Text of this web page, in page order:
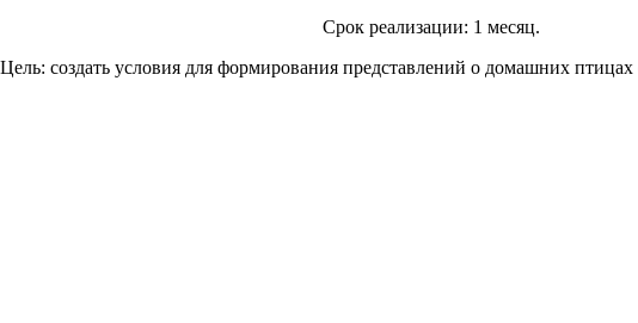
Срок реализации: 1 месяц.
Цель: создать условия для формирования представлений о домашних